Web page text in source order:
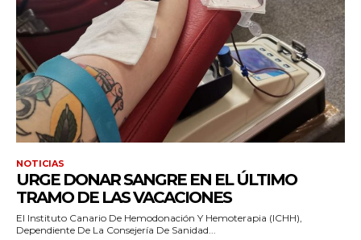
NOTICIAS
URGE DONAR SANGRE EN EL ÚLTIMO
TRAMO DE LAS VACACIONES
El Instituto Canario De Hemodonación Y Hemoterapia (ICHH),
Dependiente De La Consejería De Sanidad...